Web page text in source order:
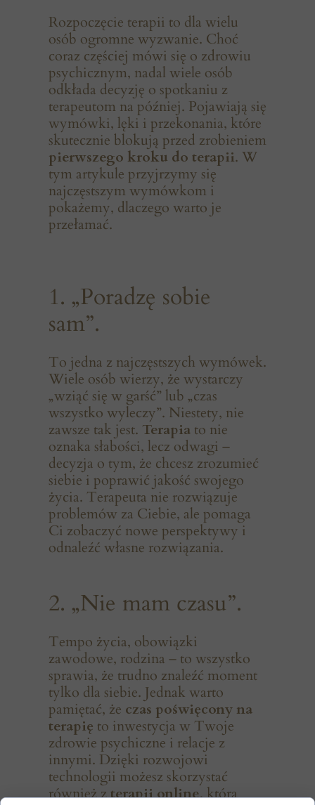
Rozpoczęcie terapii to dla wielu
osób ogromne wyzwanie. Choć
coraz częściej mówi się o zdrowiu
psychicznym, nadal wiele osób
odkłada decyzję o spotkaniu z
terapeutom na później. Pojawiają się
wymówki, lęki i przekonania, które
skutecznie blokują przed zrobieniem
pierwszego kroku do terapii. W
tym artykule przyjrzymy się
najczęstszym wymówkom i
pokażemy, dlaczego warto je
przełamać.
1. „Poradzę sobie
sam”.
To jedna z najczęstszych wymówek.
Wiele osób wierzy, że wystarczy
„wziąć się w garść” lub „czas
wszystko wyleczy”. Niestety, nie
zawsze tak jest. Terapia to nie
oznaka słabości, lecz odwagi –
decyzja o tym, że chcesz zrozumieć
siebie i poprawić jakość swojego
życia. Terapeuta nie rozwiązuje
problemów za Ciebie, ale pomaga
Ci zobaczyć nowe perspektywy i
odnaleźć własne rozwiązania.
2. „Nie mam czasu”.
Tempo życia, obowiązki
zawodowe, rodzina – to wszystko
sprawia, że trudno znaleźć moment
tylko dla siebie. Jednak warto
pamiętać, że czas poświęcony na
terapię to inwestycja w Twoje
zdrowie psychiczne i relacje z
innymi. Dzięki rozwojowi
technologii możesz skorzystać
również zterapii online, która